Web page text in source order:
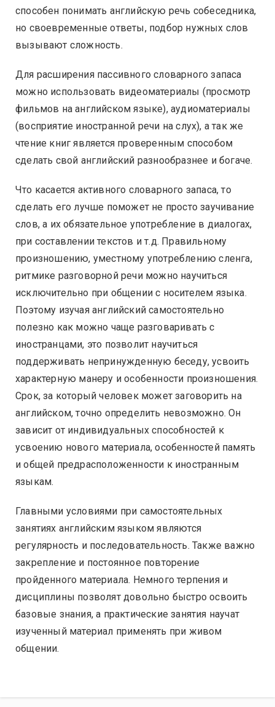
способен понимать английскую речь собеседника,
но своевременные ответы, подбор нужных слов
вызывают сложность.
Для расширения пассивного словарного запаса
можно использовать видеоматериалы (просмотр
фильмов на английском языке), аудиоматериалы
(восприятие иностранной речи на слух), а так же
чтение книг является проверенным способом
сделать свой английский разнообразнее и богаче.
Что касается активного словарного запаса, то
сделать его лучше поможет не просто заучивание
слов, а их обязательное употребление в диалогах,
при составлении текстов и т.д. Правильному
произношению, уместному употреблению сленга,
ритмике разговорной речи можно научиться
исключительно при общении с носителем языка.
Поэтому изучая английский самостоятельно
полезно как можно чаще разговаривать с
иностранцами, это позволит научиться
поддерживать непринужденную беседу, усвоить
характерную манеру и особенности произношения.
Срок, за который человек может заговорить на
английском, точно определить невозможно. Он
зависит от индивидуальных способностей к
усвоению нового материала, особенностей память
и общей предрасположенности к иностранным
языкам.
Главными условиями при самостоятельных
занятиях английским языком являются
регулярность и последовательность. Также важно
закрепление и постоянное повторение
пройденного материала. Немного терпения и
дисциплины позволят довольно быстро освоить
базовые знания, а практические занятия научат
изученный материал применять при живом
общении.